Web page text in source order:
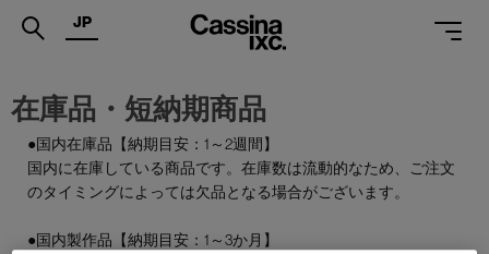
.
SERVICES
JP
在庫品・短納期商品
●国内在庫品【納期目安：1～2週間】
国内に在庫している商品です。在庫数は流動的なため、ご注文
のタイミングによっては欠品となる場合がございます。
●国内製作品【納期目安：1～3か月】